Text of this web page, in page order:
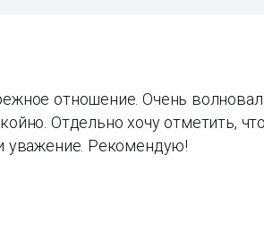
отношение. Очень
Отдельно хочу отметить,
уважение. Рекомендую!